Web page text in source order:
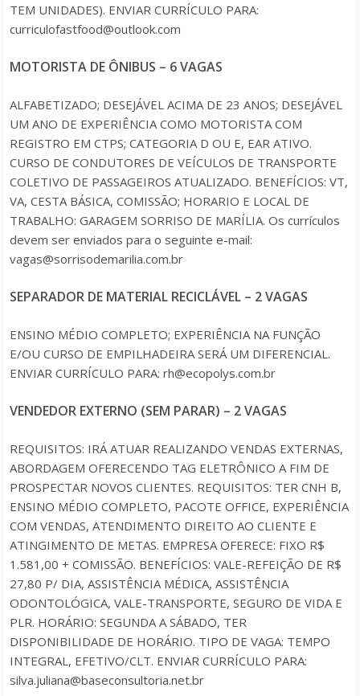
TEM UNIDADES). ENVIAR CURRÍCULO PARA:
curriculofastfood@outlook.com
MOTORISTA DE ÔNIBUS – 6 VAGAS
ALFABETIZADO; DESEJÁVEL ACIMA DE 23 ANOS; DESEJÁVEL
UM ANO DE EXPERIÊNCIA COMO MOTORISTA COM
REGISTRO EM CTPS; CATEGORIA D OU E, EAR ATIVO.
CURSO DE CONDUTORES DE VEÍCULOS DE TRANSPORTE
COLETIVO DE PASSAGEIROS ATUALIZADO. BENEFÍCIOS: VT,
VA, CESTA BÁSICA, COMISSÃO; HORARIO E LOCAL DE
TRABALHO: GARAGEM SORRISO DE MARÍLIA. Os currículos
devem ser enviados para o seguinte e-mail:
vagas@sorrisodemarilia.com.br
SEPARADOR DE MATERIAL RECICLÁVEL – 2 VAGAS
ENSINO MÉDIO COMPLETO; EXPERIÊNCIA NA FUNÇÃO
E/OU CURSO DE EMPILHADEIRA SERÁ UM DIFERENCIAL.
ENVIAR CURRÍCULO PARA: rh@ecopolys.com.br
VENDEDOR EXTERNO (SEM PARAR) – 2 VAGAS
REQUISITOS: IRÁ ATUAR REALIZANDO VENDAS EXTERNAS,
ABORDAGEM OFERECENDO TAG ELETRÔNICO A FIM DE
PROSPECTAR NOVOS CLIENTES. REQUISITOS: TER CNH B,
ENSINO MÉDIO COMPLETO, PACOTE OFFICE, EXPERIÊNCIA
COM VENDAS, ATENDIMENTO DIREITO AO CLIENTE E
ATINGIMENTO DE METAS. EMPRESA OFERECE: FIXO R$
1.581,00 + COMISSÃO. BENEFÍCIOS: VALE-REFEIÇÃO DE R$
27,80 P/ DIA, ASSISTÊNCIA MÉDICA, ASSISTÊNCIA
ODONTOLÓGICA, VALE-TRANSPORTE, SEGURO DE VIDA E
PLR. HORÁRIO: SEGUNDA A SÁBADO, TER
DISPONIBILIDADE DE HORÁRIO. TIPO DE VAGA: TEMPO
INTEGRAL, EFETIVO/CLT. ENVIAR CURRÍCULO PARA:
silva.juliana@baseconsultoria.net.br